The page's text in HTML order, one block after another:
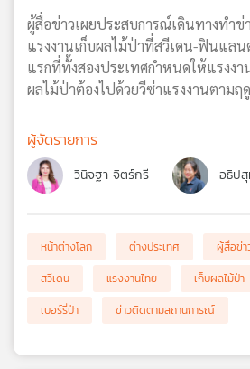
แผนที่
วิทยุ
เครือ
ข่าย
ผู้สื่อข่าวเผยประสบการณ์เดินทางทำ
แรงงานเก็บผลไม้ป่าที่สวีเดน-ฟินแล
แรกที่ทั้งสองประเทศกำหนดให้แรงงา
ผลไม้ป่าต้องไปด้วยวีซ่าแรงงานตามฤ
ผู้จัดรายการ
วินิจฐา จิตร์กรี อธิป
หน้าต่างโลก ต่างประเทศ ผู้สื่อข่า
สวีเดน
แรงงานไทย เก็บผลไม้ป่า
เบอร์รี่ป่า
ข่าวติดตามสถานการณ์